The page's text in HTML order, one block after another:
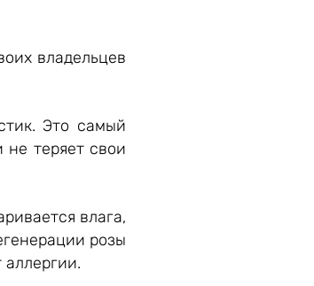
владельцев
Это самый
теряет свои
влага,
розы